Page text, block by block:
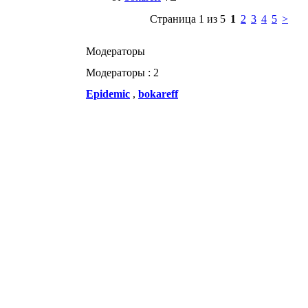
Страница 1 из 5 1 2 3 4 5 >
Модераторы
Модераторы : 2
Epidemic , bokareff